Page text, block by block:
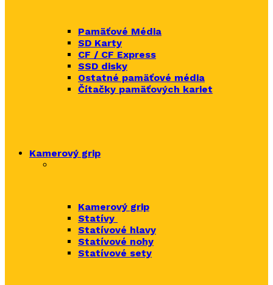
Pamäťové Média
SD Karty
CF / CF Express
SSD disky
Ostatné pamäťové média
Čítačky pamäťových kariet
Kamerový grip
Kamerový grip
Statívy
Statívové hlavy
Statívové nohy
Statívové sety